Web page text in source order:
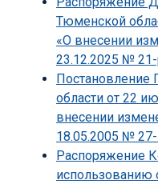
Тюменской
«О внесении
23.12.2025 №
Постановление
области от 22
внесении
18.05.2005 №
Распоряжение
использованию